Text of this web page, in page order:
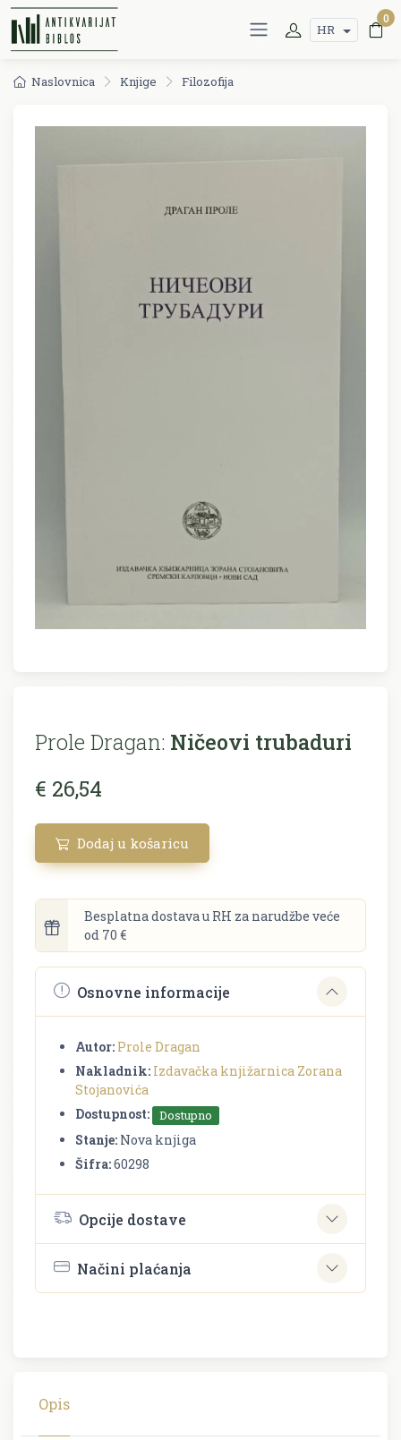
HR
0
Naslovnica Knjige Filozofija
Prole Dragan: Ničeovi trubaduri
€ 26,54
Dodaj u košaricu
Besplatna dostava u RH za narudžbe veće
od 70 €
Osnovne informacije
Autor: Prole Dragan
Nakladnik: Izdavačka knjižarnica Zorana
Stojanovića
Dostupnost:
Dostupno
Stanje: Nova knjiga
Šifra:60298
Opcije dostave
Načini plaćanja
Opis